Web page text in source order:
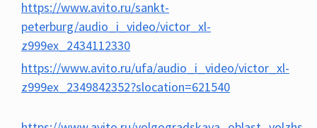
https://www.avito.ru/sankt-
peterburg/audio_i_video/victor_xl-
z999ex_2434112330
https://www.avito.ru/ufa/audio_i_video/victor_xl-
z999ex_2349842352?slocation=621540